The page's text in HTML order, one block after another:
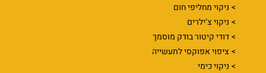
ניקוי מחליפי חום
ניקוי צ’ילרים
דודי קיטור בודק מוסמך
ציפוי אפוקסי לתעשייה
ניקוי כימי